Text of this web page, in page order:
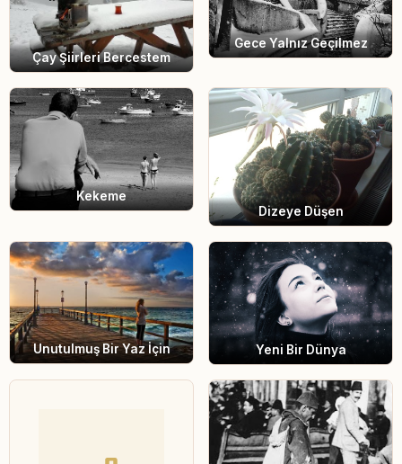
Çay Şiirleri Bercestem
Gece Yalnız Geçilmez
Kekeme
Dizeye Düşen
Unutulmuş Bir Yaz İçin Yeni Bir Dünya